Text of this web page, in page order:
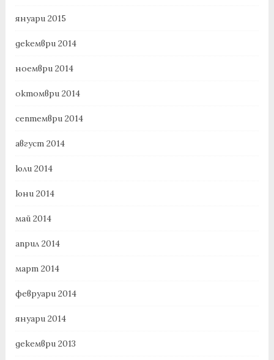
януари 2015
декември 2014
ноември 2014
октомври 2014
септември 2014
август 2014
юли 2014
юни 2014
май 2014
април 2014
март 2014
февруари 2014
януари 2014
декември 2013